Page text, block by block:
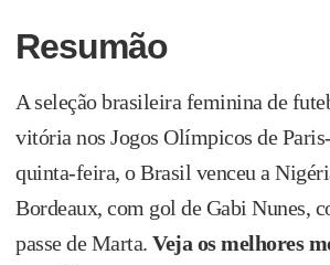
Resumão
A seleção brasileira feminina de
vitória nos Jogos Olímpicos de
quinta-feira, o Brasil venceu a
Bordeaux, com gol de Gabi Nunes,
passe de Marta. Veja os melhores